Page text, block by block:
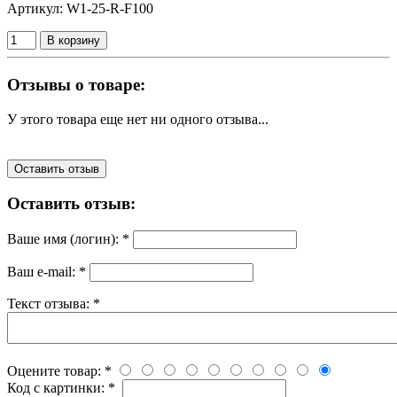
Артикул: W1-25-R-F100
В корзину
Отзывы о товаре:
У этого товара еще нет ни одного отзыва...
Оставить отзыв
Оставить отзыв:
Ваше имя (логин): *
Ваш e-mail: *
Текст отзыва: *
Оцените товар: *
Код с картинки: *